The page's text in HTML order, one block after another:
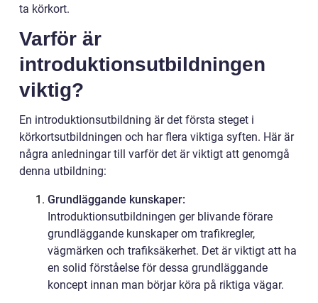
ta körkort.
Varför är
introduktionsutbildningen
viktig?
En introduktionsutbildning är det första steget i
körkortsutbildningen och har flera viktiga syften. Här är
några anledningar till varför det är viktigt att genomgå
denna utbildning:
Grundläggande kunskaper:
Introduktionsutbildningen ger blivande förare
grundläggande kunskaper om trafikregler,
vägmärken och trafiksäkerhet. Det är viktigt att ha
en solid förståelse för dessa grundläggande
koncept innan man börjar köra på riktiga vägar.